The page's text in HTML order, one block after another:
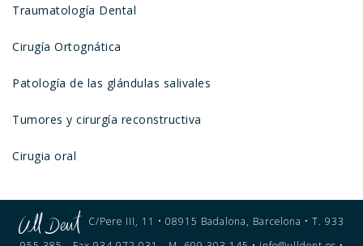
Traumatología Dental
Cirugía Ortognática
Patología de las glándulas salivales
Tumores y cirurgía reconstructiva
Cirugia oral
C/Pere III, 11 • 08915 Badalona, Barcelona • T. 933